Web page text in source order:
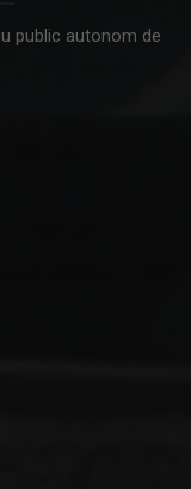
public autonom de